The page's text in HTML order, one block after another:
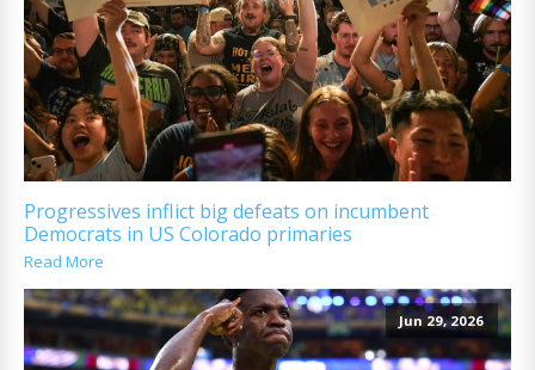
Progressives inflict big defeats on incumbent
Democrats in US Colorado primaries
Read More
Jun 29, 2026